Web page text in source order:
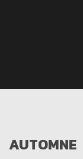
AUTOMNE